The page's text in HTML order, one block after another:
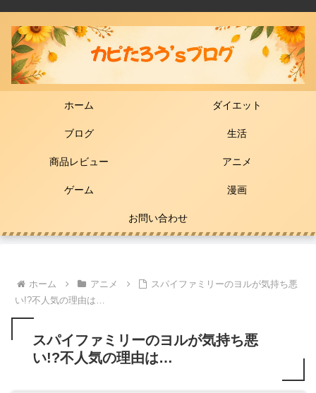
ホーム ダイエット
ブログ 生活
商品レビュー アニメ
ゲーム 漫画
お問い合わせ
ホーム アニメ
スパイファミリーのヨルが気持ち悪
い!?不人気の理由は…
スパイファミリーのヨルが気持ち悪
い!?不人気の理由は…